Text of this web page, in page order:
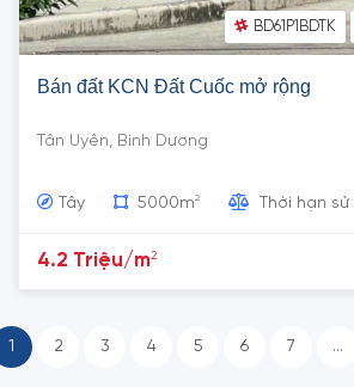
BD61P1BDTK
Bán đất KCN Đất Cuốc mở rộng
Tân Uyên, Bình Dương
Tây 5000m2 Thời hạn
4.2 Triệu/m2
1 2 3 4 5 6 7 ...